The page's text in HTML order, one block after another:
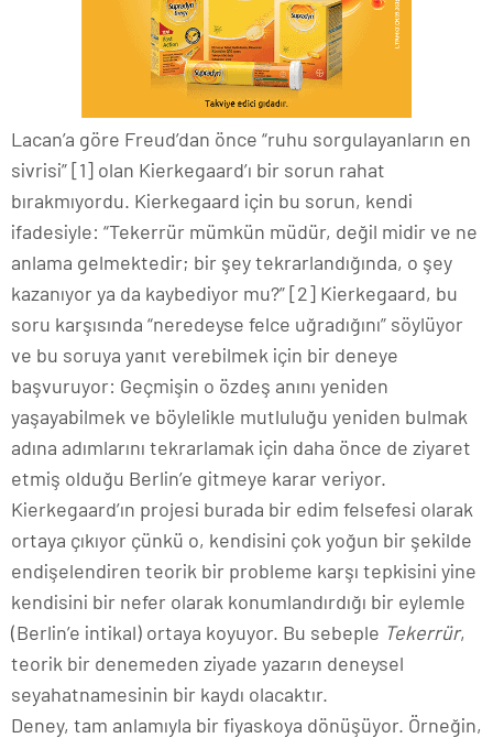
Lacan’a göre Freud’dan önce “ruhu sorgulayanların en
sivrisi” [1] olan Kierkegaard’ı bir sorun rahat
bırakmıyordu. Kierkegaard için bu sorun, kendi
ifadesiyle: “Tekerrür mümkün müdür, değil midir ve ne
anlama gelmektedir; bir şey tekrarlandığında, o şey
kazanıyor ya da kaybediyor mu?” [2] Kierkegaard, bu
soru karşısında “neredeyse felce uğradığını” söylüyor
ve bu soruya yanıt verebilmek için bir deneye
başvuruyor: Geçmişin o özdeş anını yeniden
yaşayabilmek ve böylelikle mutluluğu yeniden bulmak
adına adımlarını tekrarlamak için daha önce de ziyaret
etmiş olduğu Berlin’e gitmeye karar veriyor.
Kierkegaard’ın projesi burada bir edim felsefesi olarak
ortaya çıkıyor çünkü o, kendisini çok yoğun bir şekilde
endişelendiren teorik bir probleme karşı tepkisini yine
kendisini bir nefer olarak konumlandırdığı bir eylemle
(Berlin’e intikal) ortaya koyuyor. Bu sebeple Tekerrür,
teorik bir denemeden ziyade yazarın deneysel
seyahatnamesinin bir kaydı olacaktır.
Deney, tam anlamıyla bir fiyaskoya dönüşüyor. Örneğin,